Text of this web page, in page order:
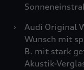
›
Audi Original
Wunsch mit
B. mit stark
Akustik-